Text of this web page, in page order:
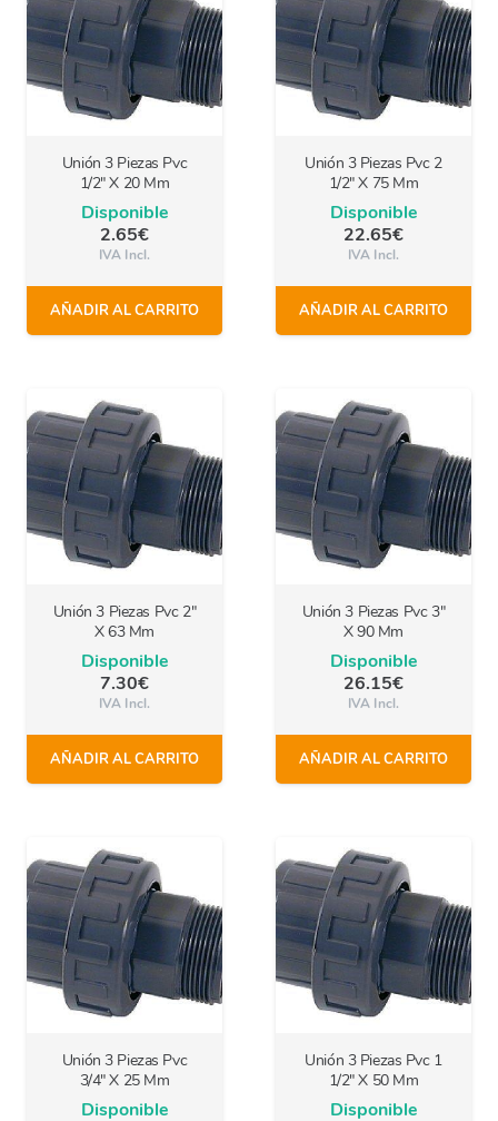
Unión 3 Piezas Pvc
1/2″ X 20 Mm
Disponible
2.65€
IVA Incl.
AÑADIR AL CARRITO
Unión 3 Piezas Pvc 2
1/2″ X 75 Mm
Disponible
22.65€
IVA Incl.
AÑADIR AL CARRITO
Unión 3 Piezas Pvc 2″
X 63 Mm
Disponible
7.30€
IVA Incl.
AÑADIR AL CARRITO
Unión 3 Piezas Pvc 3″
X 90 Mm
Disponible
26.15€
IVA Incl.
AÑADIR AL CARRITO
Unión 3 Piezas Pvc
3/4″ X 25 Mm
Disponible
Unión 3 Piezas Pvc 1
1/2″ X 50 Mm
Disponible